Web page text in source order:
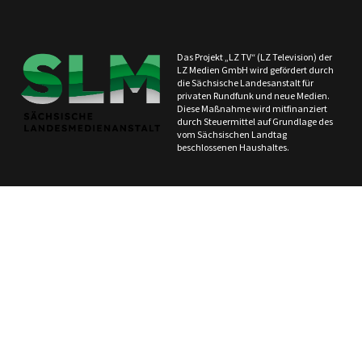
Das Projekt „LZ TV“ (LZ Television) der
LZ Medien GmbH wird gefördert durch
die Sächsische Landesanstalt für
privaten Rundfunk und neue Medien.
Diese Maßnahme wird mitfinanziert
durch Steuermittel auf Grundlage des
vom Sächsischen Landtag
beschlossenen Haushaltes.